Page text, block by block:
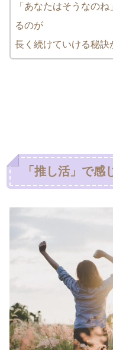
「あなたはそうなの
るのが
長く続けていける秘訣
「推し活」で感